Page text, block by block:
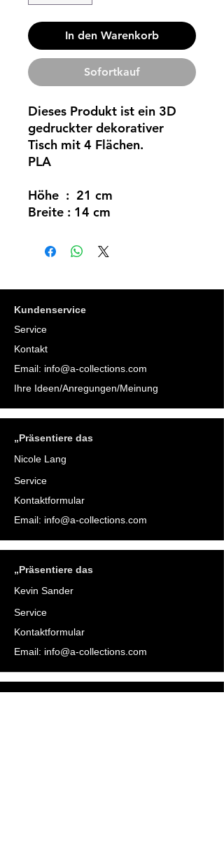
In den Warenkorb
Sofortkauf
Dieses Produkt ist ein 3D
gedruckter dekorativer
Tisch mit 4 Flächen.
PLA
Höhe : 21 cm
Breite : 14 cm
Kundenservice
Service
Kontakt
Email: info@a-collections.com
Ihre Ideen/Anregungen/Meinung
„Präsentiere das
Nicole Lang
Service
Kontaktformular
Email: info@a-collections.com
„Präsentiere das
Kevin Sander
Service
Kontaktformular
Email: info@a-collections.com